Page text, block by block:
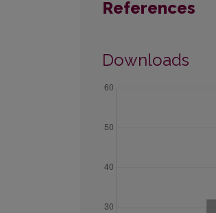
References
Downloads